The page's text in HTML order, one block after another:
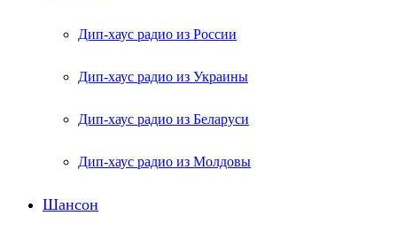
Дип-хаус радио из России
Дип-хаус радио из Украины
Дип-хаус радио из Беларуси
Дип-хаус радио из Молдовы
Шансон